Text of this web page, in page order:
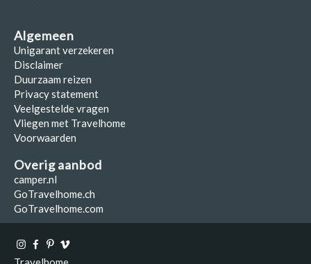
Algemeen
Unigarant verzekeren
Disclaimer
Duurzaam reizen
Privacy statement
Veelgestelde vragen
Vliegen met Travelhome
Voorwaarden
Overig aanbod
camper.nl
GoTravelhome.ch
GoTravelhome.com